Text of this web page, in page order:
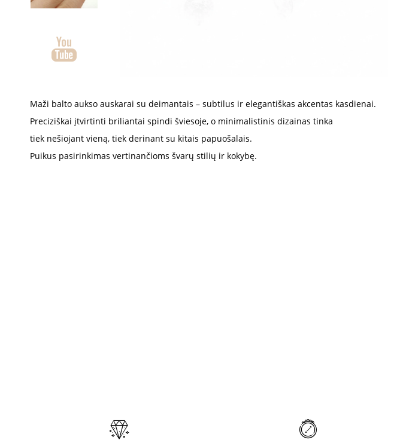
Maži balto aukso auskarai su deimantais – subtilus ir elegantiškas akcentas kasdienai.
Preciziškai įtvirtinti briliantai spindi šviesoje, o minimalistinis dizainas tinka
tiek nešiojant vieną, tiek derinant su kitais papuošalais.
Puikus pasirinkimas vertinančioms švarų stilių ir kokybę.